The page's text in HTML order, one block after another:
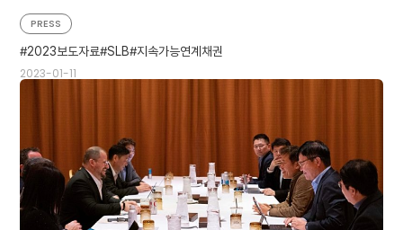
2023-01-11
PRESS
2023보도자료 SLB 지속가능연계채권